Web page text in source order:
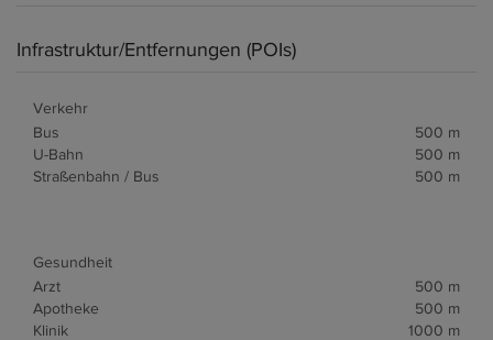
Infrastruktur/Entfernungen (POIs)
Verkehr
Bus
500 m
U-Bahn
500 m
Straßenbahn / Bus
500 m
Gesundheit
Arzt
500 m
Apotheke
500 m
Klinik
1000 m